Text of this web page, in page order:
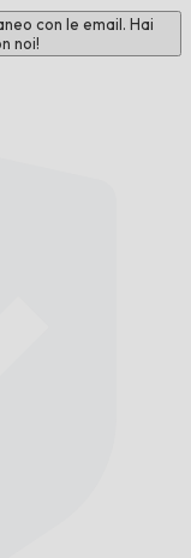
con le email. Hai
noi!